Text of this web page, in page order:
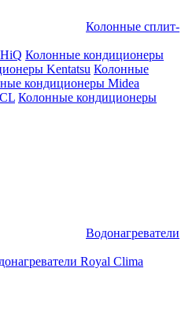
Колонные сплит-
Колонные кондиционеры
Kentatsu Колонные
кондиционеры Midea
Колонные кондиционеры
Водонагреватели
Royal Clima